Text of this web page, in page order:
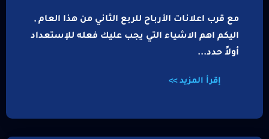
مع قرب اعلانات الأرباح للربع الثاني من هذا العام ,
اليكم اهم الاشياء التي يجب عليك فعله للإستعداد
أولاً حدد...
إقرأ المزيد >>